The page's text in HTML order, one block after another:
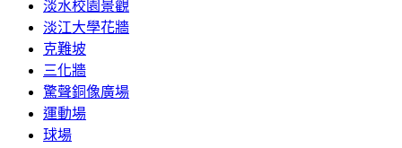
淡水校園景觀
淡江大學花牆
克難坡
三化牆
驚聲銅像廣場
運動場
球場